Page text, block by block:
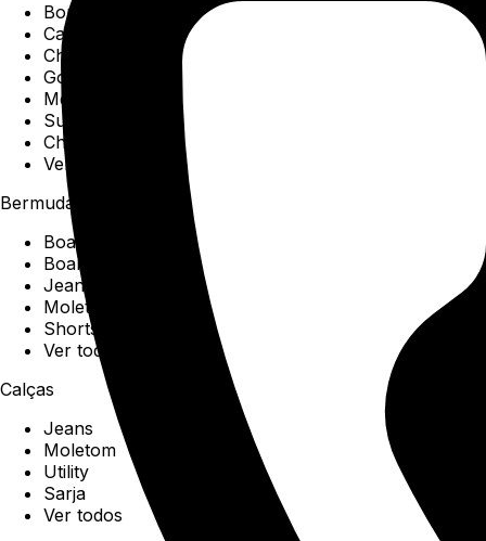
Boné
Carteiras
Chaveiros
Gorros
Meias
Sunga
Chinelos
Ver todos
Bermudas
Boardshorts
Boardwalk
Jeans
Moletom
Shorts
Ver todos
Calças
Jeans
Moletom
Utility
Sarja
Ver todos